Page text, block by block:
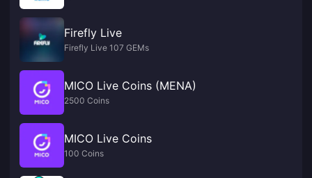
Firefly Live
Firefly Live 107 GEMs
MICO Live Coins (MENA)
2500 Coins
MICO Live Coins
100 Coins